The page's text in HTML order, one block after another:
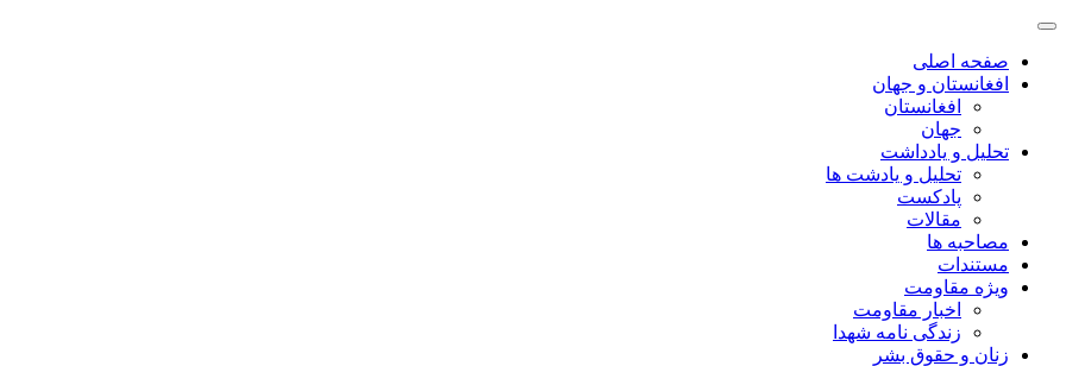
صفحه اصلی
افغانستان و جهان
افغانستان
جهان
تحلیل و یادداشت
تحلیل و یادشت ها
پادکست
مقالات
مصاحبه ها
مستندات
ویژه مقاومت
اخبار مقاومت
زندگی نامه شهدا
زنان و حقوق بشر